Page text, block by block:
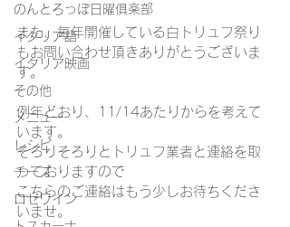
のんとろっぽ日曜俱楽部
イタリア語
イタリア映画
その他
メニュー
レシピ
チーズ
ロゼワイン
また、毎年開催している白トリュフ祭り
もお問い合わせ頂きありがとうございま
す。
例年どおり、11/14あたりからを考えて
います。
そろりそろりとトリュフ業者と連絡を取
っておりますので
こちらのご連絡はもう少しお待ちくださ
いませ。